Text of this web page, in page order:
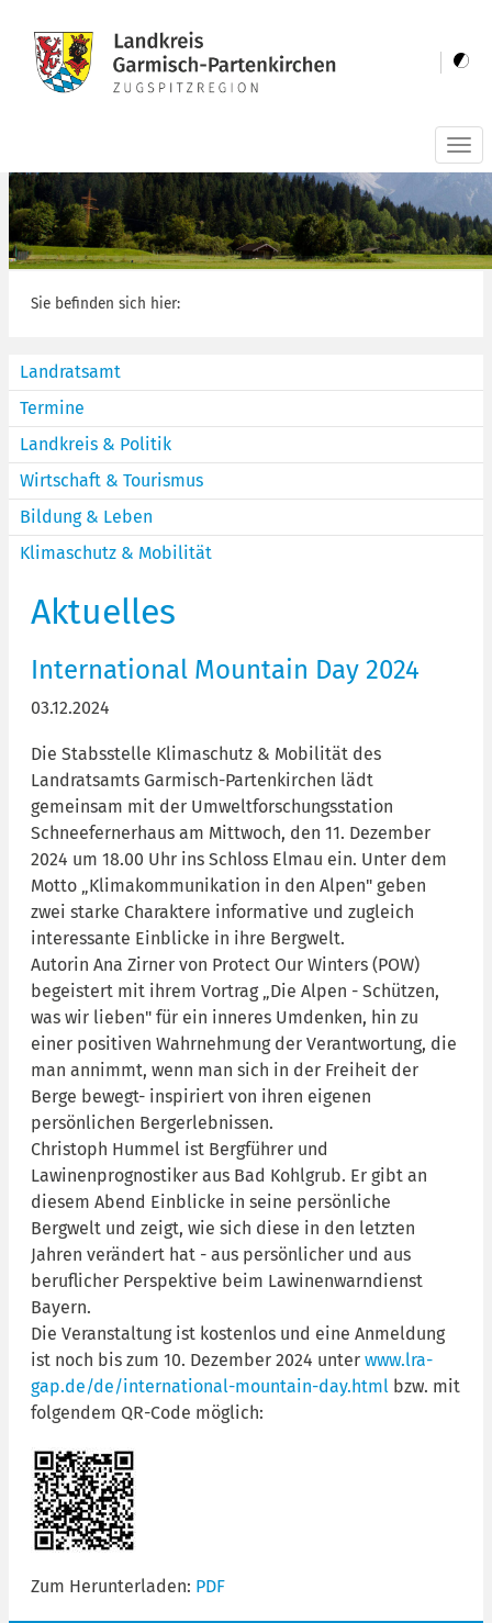
Sie befinden sich hier:
Landratsamt
Termine
Landkreis & Politik
Wirtschaft & Tourismus
Bildung & Leben
Klimaschutz & Mobilität
Aktuelles
International Mountain Day 2024
03.12.2024
Die Stabsstelle Klimaschutz & Mobilität des
Landratsamts Garmisch-Partenkirchen lädt
gemeinsam mit der Umweltforschungsstation
Schneefernerhaus am Mittwoch, den 11. Dezember
2024 um 18.00 Uhr ins Schloss Elmau ein. Unter dem
Motto „Klimakommunikation in den Alpen" geben
zwei starke Charaktere informative und zugleich
interessante Einblicke in ihre Bergwelt.
Autorin Ana Zirner von Protect Our Winters (POW)
begeistert mit ihrem Vortrag „Die Alpen - Schützen,
was wir lieben" für ein inneres Umdenken, hin zu
einer positiven Wahrnehmung der Verantwortung, die
man annimmt, wenn man sich in der Freiheit der
Berge bewegt- inspiriert von ihren eigenen
persönlichen Bergerlebnissen.
Christoph Hummel ist Bergführer und
Lawinenprognostiker aus Bad Kohlgrub. Er gibt an
diesem Abend Einblicke in seine persönliche
Bergwelt und zeigt, wie sich diese in den letzten
Jahren verändert hat - aus persönlicher und aus
beruflicher Perspektive beim Lawinenwarndienst
Bayern.
Die Veranstaltung ist kostenlos und eine Anmeldung
ist noch bis zum 10. Dezember 2024 unter www.lra-
gap.de/de/international-mountain-day.html bzw. mit
folgendem QR-Code möglich:
Zum Herunterladen: PDF